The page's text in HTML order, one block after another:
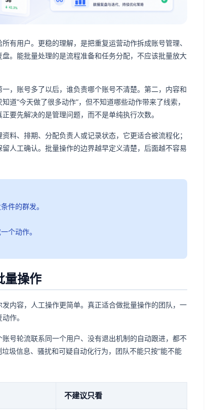
有用户。更稳的理解，是把重复运营动作拆成账号管理、
。能批量处理的是流程准备和任务分配，不应该批量放大
，账号多了以后，谁负责哪个账号不清楚。第二，内容和
道“今天做了很多动作”，但不知道哪些动作带来了线索，
要先解决的是管理问题，而不是单纯执行次数。
料、排期、分配负责人或记录状态，它更适合被流程化；
人工确认。批量操作的边界越早定义清楚，后面越不容易
件的群发。
个动作。
量操作
内容，人工操作更简单。真正适合做批量操作的团队，一
作。
号轮流联系同一个用户、没有退出机制的自动跟进，都不
圾信息、骚扰和可疑自动化行为，团队不能只按“能不能
不建议只看